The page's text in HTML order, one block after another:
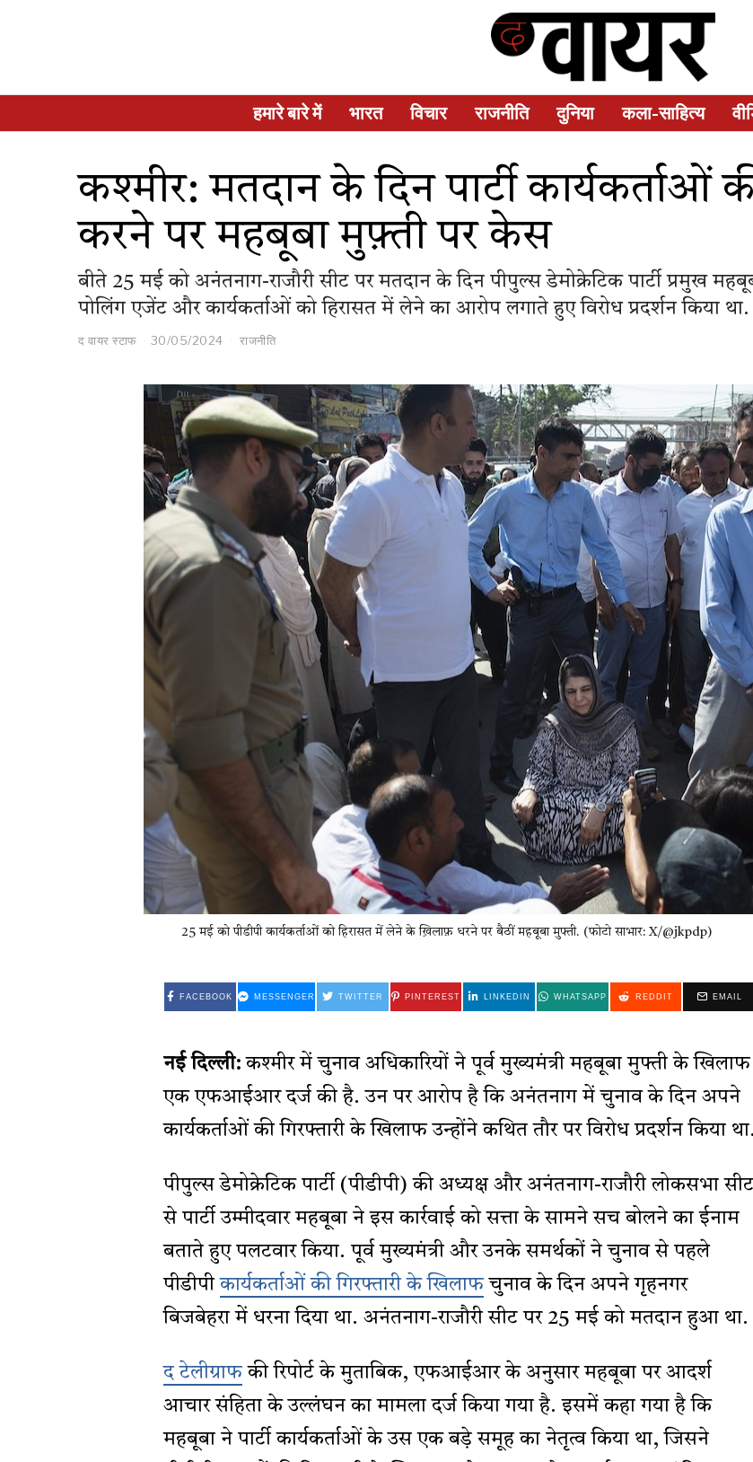
हमारे बारे में भारत विचार राजनीति दुनिया कला-साहित्य
कश्मीर: मतदान के दिन पार्टी कार्यकर्ताओं
करने पर महबूबा मुफ़्ती पर केस
बीते 25 मई को अनंतनाग-राजौरी सीट पर मतदान के दिन पीपुल्स डेमोक्रेटिक पार्टी प्रमुख
पोलिंग एजेंट और कार्यकर्ताओं को हिरासत में लेने का आरोप लगाते हुए विरोध प्रदर्शन किया था.
द वायर स्टाफ 30/05/2024 राजनीति
25 मई को पीडीपी कार्यकर्ताओं को हिरासत में लेने के ख़िलाफ़ धरने पर बैठीं महबूबा मुफ्ती. (फोटो साभार: X/@jkpdp)
FACEBOOK MESSENGER TWITTER PINTEREST LINKEDIN WHATSAPP REDDIT EMAIL
नई दिल्ली: कश्मीर में चुनाव अधिकारियों ने पूर्व मुख्यमंत्री महबूबा मुफ्ती के खिलाफ
एक एफआईआर दर्ज की है. उन पर आरोप है कि अनंतनाग में चुनाव के दिन अपने
कार्यकर्ताओं की गिरफ्तारी के खिलाफ उन्होंने कथित तौर पर विरोध प्रदर्शन किया था.
पीपुल्स डेमोक्रेटिक पार्टी (पीडीपी) की अध्यक्ष और अनंतनाग-राजौरी लोकसभा सीट
से पार्टी उम्मीदवार महबूबा ने इस कार्रवाई को सत्ता के सामने सच बोलने का ईनाम
बताते हुए पलटवार किया. पूर्व मुख्यमंत्री और उनके समर्थकों ने चुनाव से पहले
पीडीपीकार्यकर्ताओं की गिरफ्तारी के खिलाफचुनाव के दिन अपने गृहनगर
बिजबेहरा में धरना दिया था. अनंतनाग-राजौरी सीट पर 25 मई को मतदान हुआ था.
द टेलीग्राफकी रिपोर्ट के मुताबिक, एफआईआर के अनुसार महबूबा पर आदर्श
आचार संहिता के उल्लंघन का मामला दर्ज किया गया है. इसमें कहा गया है कि
महबूबा ने पार्टी कार्यकर्ताओं के उस एक बड़े समूह का नेतृत्व किया था, जिसने